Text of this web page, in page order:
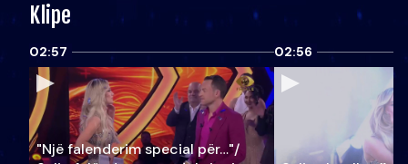
Klipe
02:57
"Një falenderim special për…"/
02:56